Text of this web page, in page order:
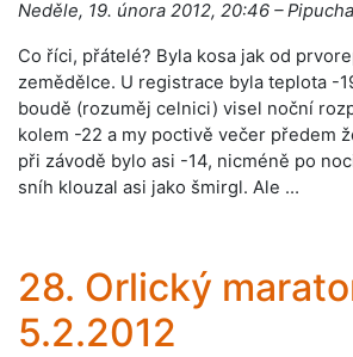
Neděle, 19. února 2012, 20:46 –
Co říci, přátelé? Byla kosa jak od
zemědělce. U registrace byla teplota -
boudě (rozuměj celnici) visel noční
kolem -22 a my poctivě večer předem
při závodě bylo asi -14, nicméně po
sníh klouzal asi jako šmirgl. Ale …
28. Orlický
5.2.2012